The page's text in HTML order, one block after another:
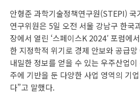
안형준 과학기술정책연구원(STEPI) 국
연구위원은 5일 오전 서울 강남구 한국
장에서 열린 ‘스페이스K 2024′ 포럼에
한 지정학적 위기로 경제 안보와 공급
내밀한 정보를 얻을 수 있는 우주산업
주에 기반을 둔 다양한 사업 영역의 기
다”고 말했다.